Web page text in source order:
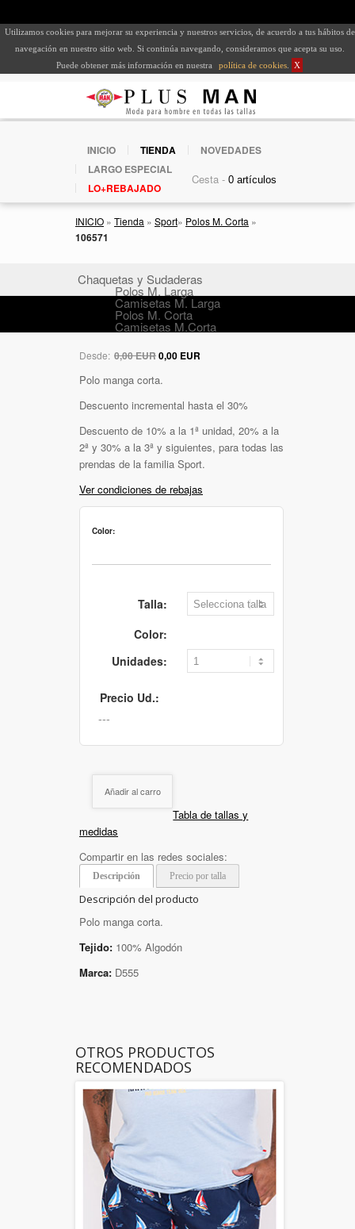
Utilizamos cookies para mejorar su experiencia y nuestros servicios, de acuerdo a tus hábitos de
navegación en nuestro sitio web. Si continúa navegando, consideramos que acepta su uso.
Puede obtener más información en nuestra
política de cookies X
INICIO TIENDA
NOVEDADES
LARGO ESPECIAL
LO+REBAJADO
Cesta -
INICIO » Tienda » Sport» Polos M. Corta »
106571
Chaquetas y Sudaderas
Polos M. Larga
Camisetas M. Larga
Polos M. Corta
Camisetas M.Corta
Desde: 0,00 EUR0,00 EUR
Polo manga corta.
Descuento incremental hasta el 30%
Descuento de 10% a la 1ª unidad, 20% a la
2ª y 30% a la 3ª y siguientes, para todas las
prendas de la familia Sport.
Ver condiciones de rebajas
Color:
Talla:
Color:
Unidades:
Precio Ud.:
Añadir al carro
Tabla de tallas y
medidas
Compartir en las redes sociales:
Descripción Precio por talla
Descripción del producto
Polo manga corta.
Tejido: 100% Algodón
Marca: D555
OTROS PRODUCTOS
RECOMENDADOS